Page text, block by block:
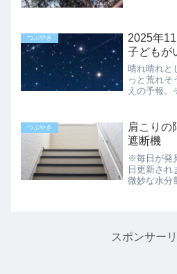
ぐ引っ越
つぶやき
2025年
子どもが
晴れ晴れと
っと荒れ
えの予報。
ダウンの出
通院とちょ
つぶやき
肩こりの
遮断機
※毎日が発
日更新され
微妙な水分
スポンサー